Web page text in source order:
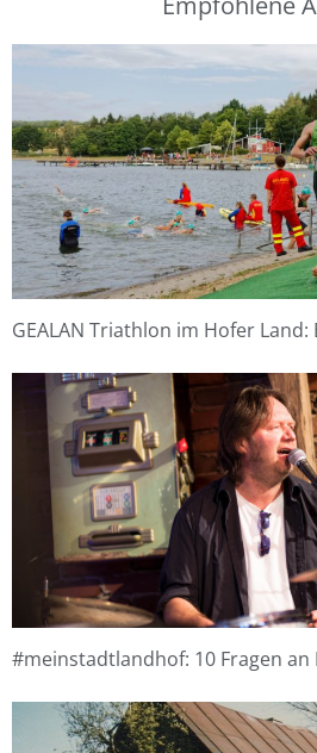
GEALAN Triathlon im Hofer
#meinstadtlandhof: 10 Fragen